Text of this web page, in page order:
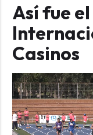
Así fue
Casinos